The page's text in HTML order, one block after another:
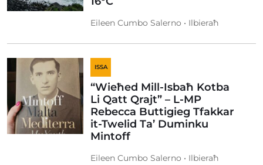
Eileen Cumbo Salerno • Ilbieraħ
ISSA
“Wieħed Mill-Isbaħ Kotba
Li Qatt Qrajt” – L-MP
Rebecca Buttigieg Tfakkar
it-Twelid Ta’ Duminku
Mintoff
Eileen Cumbo Salerno • Ilbieraħ